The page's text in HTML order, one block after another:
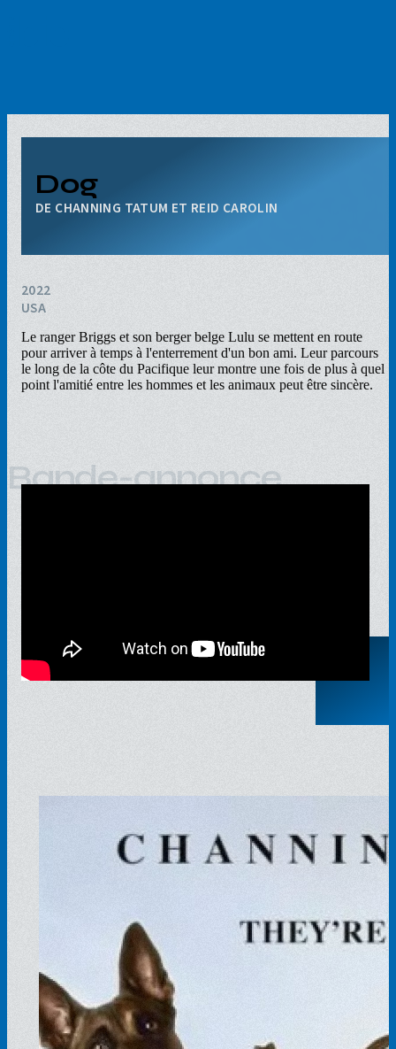
Dog
CHANNING TATUM ET REID CAROLIN
2022
USA
Le ranger Briggs et son berger belge Lulu se mettent en route
pour arriver à temps à l'enterrement d'un bon ami. Leur parcours
le long de la côte du Pacifique leur montre une fois de plus à quel
point l'amitié entre les hommes et les animaux peut être sincère.
Bande-annonce